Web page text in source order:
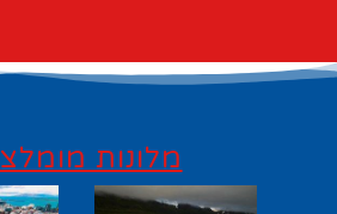
מלונות